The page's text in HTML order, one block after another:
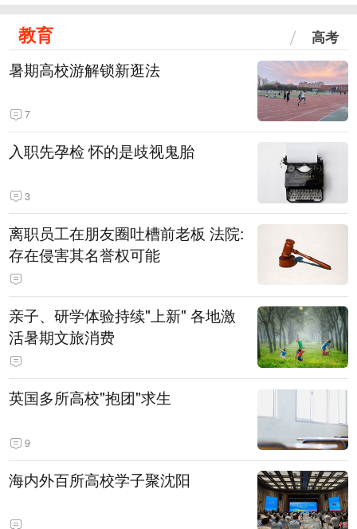
教育 高考
暑期高校游解锁新逛法
7
入职先孕检 怀的是歧视鬼胎
3
离职员工在朋友圈吐槽前老板 法院:
存在侵害其名誉权可能
亲子、研学体验持续"上新" 各地激
活暑期文旅消费
英国多所高校"抱团"求生
9
海内外百所高校学子聚沈阳